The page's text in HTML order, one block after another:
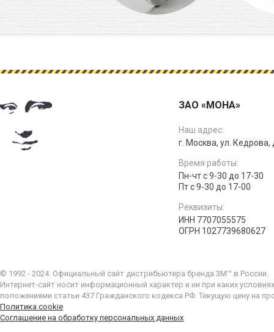
ЗАО «МОНА»
Наш адрес:
г. Москва, ул. Кедрова,
Время работы:
Пн-чт с 9-30 до 17-30
Пт с 9-30 до 17-00
Реквизиты:
ИНН 7707055575
ОГРН 1027739680627
© 1992 - 2024. Официальный сайт дистрибьютера бренда 3M™ в России.
Интернет-сайт носит информационный характер и ни при каких
положениями статьи 437 Гражданского кодекса РФ. Текущую цену на
Политика cookie
Соглашение на обработку персональных данных